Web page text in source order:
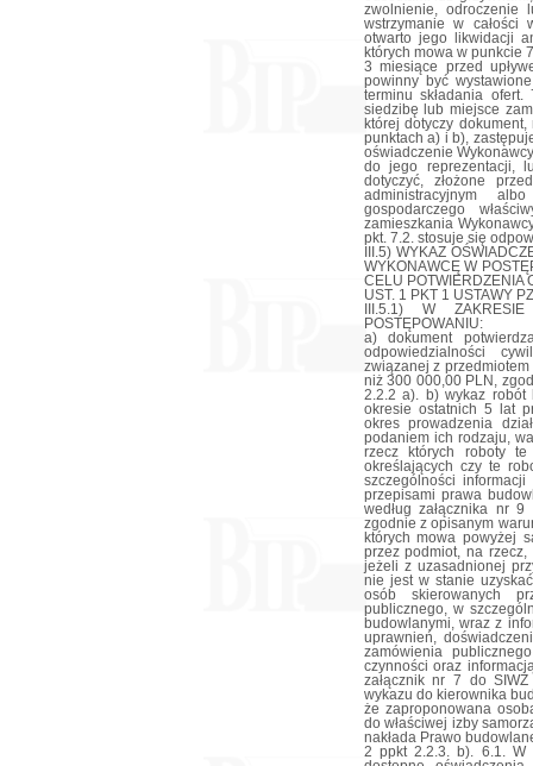
zwolnienie, odroczenie
wstrzymanie w całości
otwarto jego likwidacji
których mowa w punkcie
3 miesiące przed
powinny być
terminu składania
siedzibę lub miejsce
której dotyczy
punktach a) i b),
oświadczenie
do jego reprezentacji,
dotyczyć, złożone
administracyjnym
gospodarczego
zamieszkania
pkt. 7.2. stosuje się
III.5) WYKAZ
WYKONAWCĘ W
CELU POTWIERDZENIA
UST. 1 PKT 1 USTAWY
III.5.1) W
POSTĘPOWANIU:
a) dokument
odpowiedzialności
związanej z
niż 300 000,00 PLN,
2.2.2 a). b) wykaz robót
okresie ostatnich 5 lat
okres prowadzenia
podaniem ich rodzaju,
rzecz których roboty te
określających czy te
szczególności
przepisami prawa
według załącznika nr
zgodnie z opisanym
których mowa powyżej
przez podmiot, na
jeżeli z uzasadnionej
nie jest w stanie
osób skierowanych
publicznego, w
budowlanymi, wraz z
uprawnień,
zamówienia
czynności oraz
załącznik nr 7 do
wykazu do kierownika
że zaproponowana
do właściwej izby
nakłada Prawo
2 ppkt 2.2.3. b). 6.1. W